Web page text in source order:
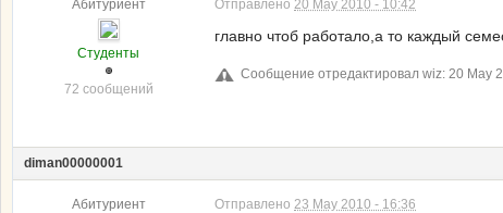
Абитуриент
Студенты
72 сообщений
Отправлено 20 May 2010 - 10:42
главно чтоб работало,а то каждый
Сообщение отредактировал wiz: 20 May
diman00000001
Абитуриент Отправлено 23 May 2010 - 16:36